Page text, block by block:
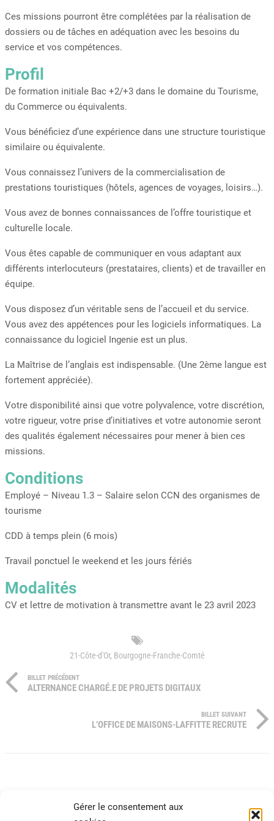
Gérer le consentement aux
Ces missions pourront être complétées par la réalisation de
dossiers ou de tâches en adéquation avec les besoins du
service et vos compétences.
Profil
De formation initiale Bac +2/+3 dans le domaine du Tourisme,
du Commerce ou équivalents.
Vous bénéficiez d’une expérience dans une structure touristique
similaire ou équivalente.
Vous connaissez l’univers de la commercialisation de
prestations touristiques (hôtels, agences de voyages, loisirs…).
Vous avez de bonnes connaissances de l’offre touristique et
culturelle locale.
Vous êtes capable de communiquer en vous adaptant aux
différents interlocuteurs (prestataires, clients) et de travailler en
équipe.
Vous disposez d’un véritable sens de l’accueil et du service.
Vous avez des appétences pour les logiciels informatiques. La
connaissance du logiciel Ingenie est un plus.
La Maîtrise de l’anglais est indispensable. (Une 2ème langue est
fortement appréciée).
Votre disponibilité ainsi que votre polyvalence, votre discrétion,
votre rigueur, votre prise d’initiatives et votre autonomie seront
des qualités également nécessaires pour mener à bien ces
missions.
Conditions
Employé – Niveau 1.3 – Salaire selon CCN des organismes de
tourisme
CDD à temps plein (6 mois)
Travail ponctuel le weekend et les jours fériés
Modalités
CV et lettre de motivation à transmettre avant le 23 avril 2023
21-Côte-d'Or, Bourgogne-Franche-Comté
BILLET PRÉCÉDENT
ALTERNANCE CHARGÉ.E DE PROJETS DIGITAUX
BILLET SUIVANT
L’OFFICE DE MAISONS-LAFFITTE RECRUTE